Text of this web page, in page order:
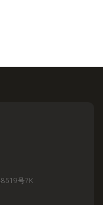
号7K